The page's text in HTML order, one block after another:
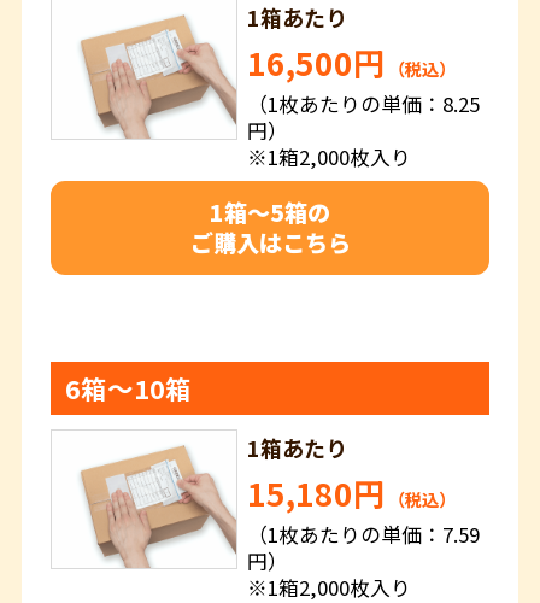
1箱あたり
16,500円 （税込）
（1枚あたりの単価：8.25
円）
※1箱2,000枚入り
1箱～5箱の
ご購入はこちら
6箱～10箱
1箱あたり
15,180円 （税込）
（1枚あたりの単価：7.59
円）
※1箱2,000枚入り